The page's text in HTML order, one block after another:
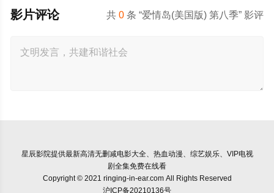
共0 条 “爱情岛(美国版) 第八季” 影评
影片评论
星辰影院提供最新高清无删减电影大全、热血动漫、综艺娱乐、VIP电视
剧全集免费在线看
Copyright © 2021 ringing-in-ear.com All Rights Reserved
沪ICP备20210136号